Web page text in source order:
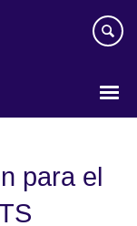
para el